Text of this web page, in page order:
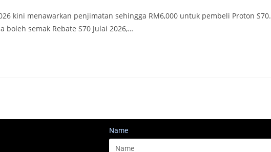
kini menawarkan penjimatan sehingga RM6,000 untuk pembeli Proton S70.
boleh semak Rebate S70 Julai 2026,…
Name